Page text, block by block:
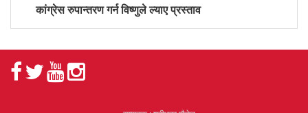
कांग्रेस रुपान्तरण गर्न विष्णुले ल्याए प्रस्ताव